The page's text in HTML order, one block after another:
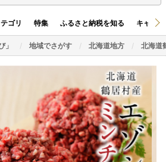
ゴリ 特集 ふるさと納税を知る キャン
」 地域でさがす 北海道地方 北海道